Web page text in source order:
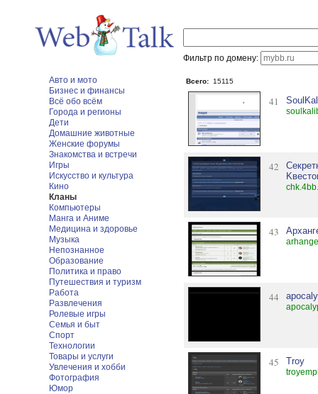
Фильтр по домену:
Авто и мото
Бизнес и финансы
Всё обо всём
Города и регионы
Дети
Домашние животные
Женские форумы
Знакомства и встречи
Игры
Искусство и культура
Кино
Кланы
Компьютеры
Манга и Аниме
Медицина и здоровье
Музыка
Непознанное
Образование
Политика и право
Путешествия и туризм
Работа
Развлечения
Ролевые игры
Семья и быт
Спорт
Технологии
Товары и услуги
Увлечения и хобби
Фотография
Юмор
Всего: 15115
41
42
43
44
45 Troy